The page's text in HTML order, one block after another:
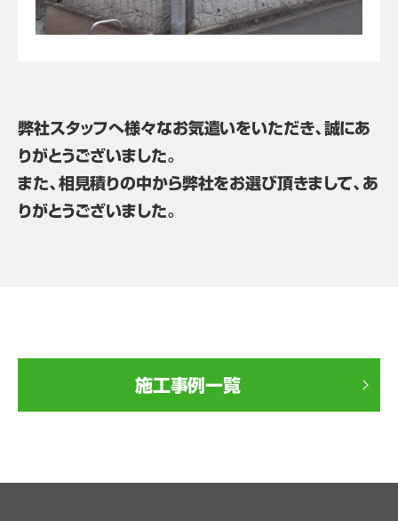
弊社スタッフへ様々なお気遣いをいただき、誠にあ
りがとうございました。
また、相見積りの中から弊社をお選び頂きまして、あ
りがとうございました。
施工事例一覧